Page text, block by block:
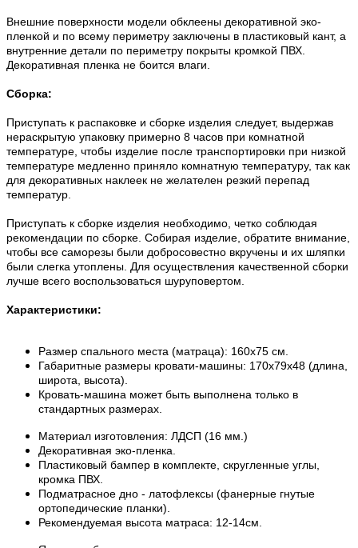
Внешние поверхности модели обклеены декоративной эко-
пленкой и по всему периметру заключены в пластиковый кант, а
внутренние детали по периметру покрыты кромкой ПВХ.
Декоративная пленка не боится влаги.
Сборка:
Приступать к распаковке и сборке изделия следует, выдержав
нераскрытую упаковку примерно 8 часов при комнатной
температуре, чтобы изделие после транспортировки при низкой
температуре медленно приняло комнатную температуру, так как
для декоративных наклеек не желателен резкий перепад
температур.
Приступать к сборке изделия необходимо, четко соблюдая
рекомендации по сборке. Собирая изделие, обратите внимание,
чтобы все саморезы были добросовестно вкручены и их шляпки
были слегка утоплены. Для осуществления качественной сборки
лучше всего воспользоваться шуруповертом.
Характеристики:
Размер спального места (матраца): 160x75 см.
Габаритные размеры кровати-машины: 170x79х48 (длина,
широта, высота).
Кровать-машина может быть выполнена только в
стандартных размерах.
Материал изготовления: ЛДСП (16 мм.)
Декоративная эко-пленка.
Пластиковый бампер в комплекте, скругленные углы,
кромка ПВХ.
Подматрасное дно - латофлексы (фанерные гнутые
ортопедические планки).
Рекомендуемая высота матраса: 12-14см.